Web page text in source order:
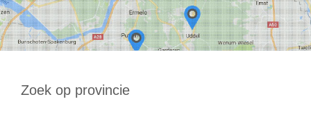
Zoek op provincie